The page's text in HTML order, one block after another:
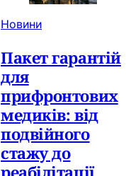
Новини
Пакет гарантій
для
прифронтових
медиків: від
подвійного
стажу до
реабілітації